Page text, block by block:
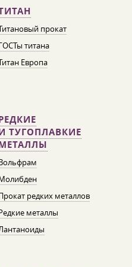
прокат
титана
Европа
ТУГОПЛАВКИЕ
редких металлов
металлы